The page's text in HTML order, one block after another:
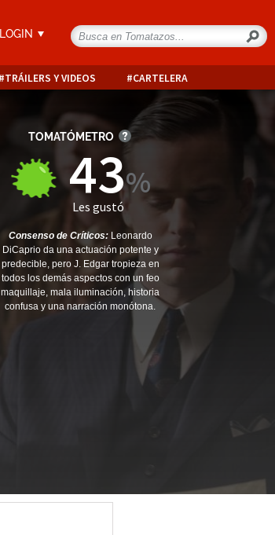
LOGIN
TRÁILERS Y VIDEOS CARTELERA
TOMATÓMETRO
43
Les gustó
Consenso de Críticos: Leonardo
DiCaprio da una actuación potente y
predecible, pero J. Edgar tropieza en
todos los demás aspectos con un feo
maquillaje, mala iluminación, historia
confusa y una narración monótona.